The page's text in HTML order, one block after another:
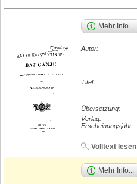
Mehr Info...
Autor:
Titel:
Übersetzung:
Verlag:
Erscheinungsjahr:
Volltext lesen
Mehr Info...